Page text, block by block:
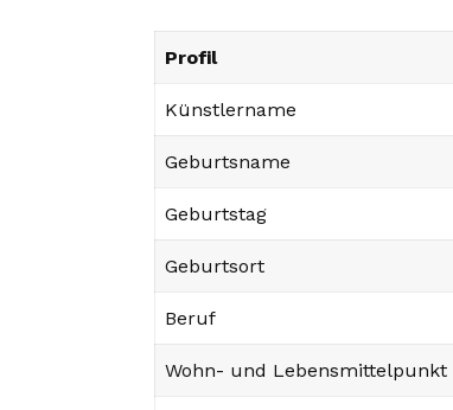
Profil
Künstlername
Geburtsname
Geburtstag
Geburtsort
Beruf
Wohn- und Lebensmittelpunkt